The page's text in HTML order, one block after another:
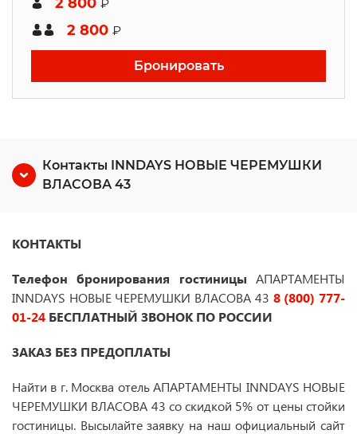
₽
2 800 ₽
Бронировать
Контакты INNDAYS НОВЫЕ ЧЕРЕМУШКИ
ВЛАСОВА 43
КОНТАКТЫ
Телефон бронирования гостиницы АПАРТАМЕНТЫ
INNDAYS НОВЫЕ ЧЕРЕМУШКИ ВЛАСОВА 43 8 (800) 777-
01-24 БЕСПЛАТНЫЙ ЗВОНОК ПО РОССИИ
ЗАКАЗ БЕЗ ПРЕДОПЛАТЫ
Найти в г. Москва отель АПАРТАМЕНТЫ INNDAYS НОВЫЕ
ЧЕРЕМУШКИ ВЛАСОВА 43 со скидкой 5% от цены стойки
гостиницы. Высылайте заявку на наш официальный сайт